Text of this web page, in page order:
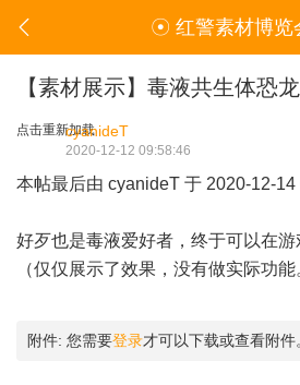
☉ 红警素材博
【素材展示】毒液共生体恐龙
点击重新加载cyanideT
2020-12-12 09:58:46
本帖最后由 cyanideT 于 2020-12-14
好歹也是毒液爱好者，终于可以在游
（仅仅展示了效果，没有做实际功能
附件: 您需要登录才可以下载或查看附件